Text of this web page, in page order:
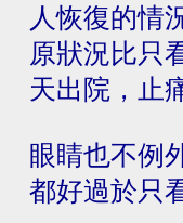
人恢復的情
原狀況比只
天出院，止
眼睛也不例
都好過於只